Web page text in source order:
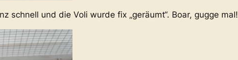
schnell und die Voli wurde fix „geräumt“. Boar, gugge mal!